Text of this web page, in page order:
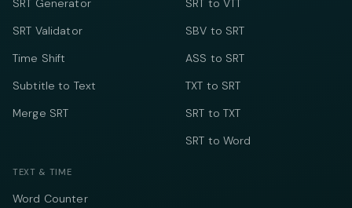
SRT Generator
SRT Validator
Time Shift
Subtitle to Text
Merge SRT
SRT to VTT
SBV to SRT
ASS to SRT
TXT to SRT
SRT to TXT
SRT to Word
TEXT & TIME
Word Counter